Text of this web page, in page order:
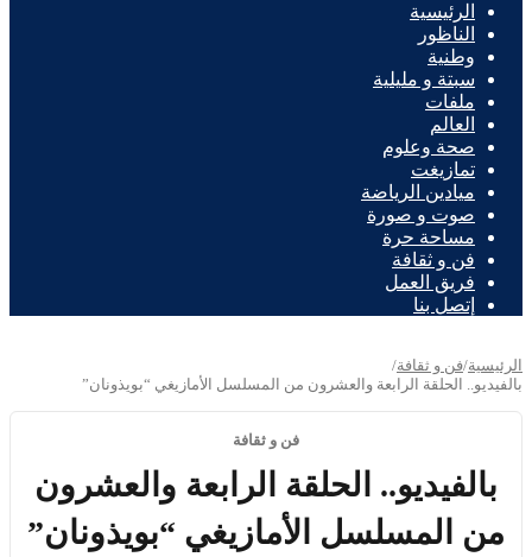
الرئيسية
الناظور
وطنية
سبتة و مليلية
ملفات
العالم
صحة وعلوم
تمازيغت
ميادين الرياضة
صوت و صورة
مساحة حرة
فن و ثقافة
فريق العمل
إتصل بنا
الرئيسية/فن و ثقافة/
بالفيديو.. الحلقة الرابعة والعشرون من المسلسل الأمازيغي “بويذونان”
فن و ثقافة
بالفيديو.. الحلقة الرابعة والعشرون
من المسلسل الأمازيغي “بويذونان”